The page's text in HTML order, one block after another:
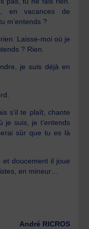
en vacances de
m’entends ?
Laisse-moi où je
? Rien.
je suis déjà en
s’il te plaît, chante
je suis, je t’entends
sûr que tu es là
et doucement il joue
en mineur…
André RICROS